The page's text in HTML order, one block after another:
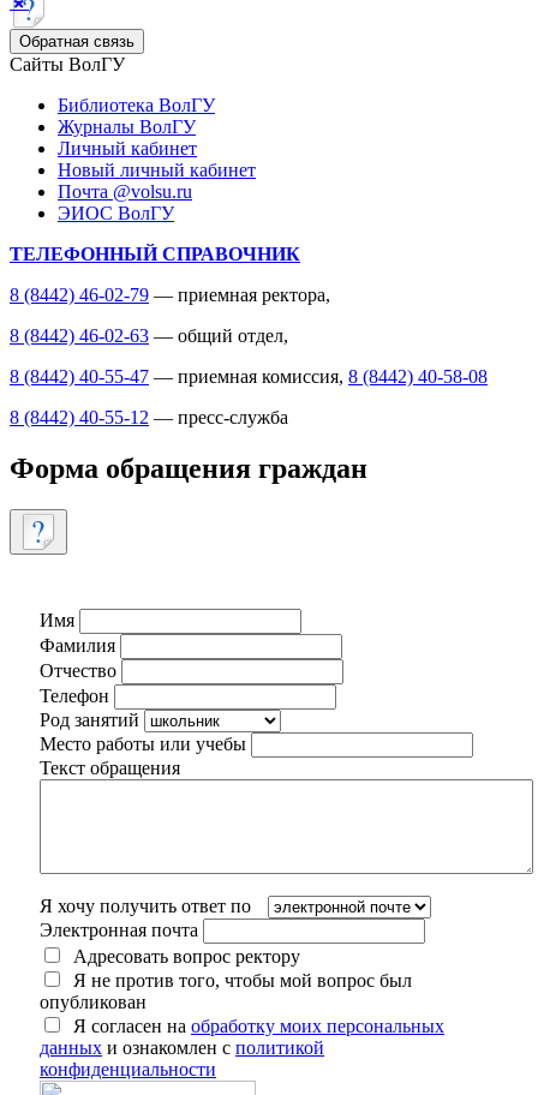
Обратная связь
Сайты ВолГУ
Библиотека ВолГУ
Журналы ВолГУ
Личный кабинет
Новый личный кабинет
Почта @volsu.ru
ЭИОС ВолГУ
ТЕЛЕФОННЫЙ СПРАВОЧНИК
8 (8442) 46-02-79 — приемная ректора,
8 (8442) 46-02-63 — общий отдел,
8 (8442) 40-55-47 — приемная комиссия, 8 (8442) 40-58-08
8 (8442) 40-55-12 — пресс-служба
Форма обращения граждан
Имя
Фамилия
Отчество
Телефон
Род занятий
Место работы или учебы
Текст обращения
Я хочу получить ответ по
Электронная почта
Адресовать вопрос ректору
Я не против того, чтобы мой вопрос был
опубликован
Я согласен на обработку моих персональных
данных и ознакомлен с политикой
конфиденциальности